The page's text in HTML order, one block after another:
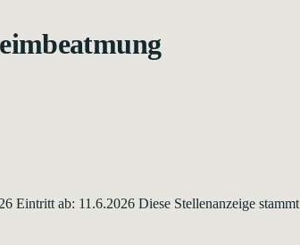
ab: 11.6.2026 Diese Stellenanzeige